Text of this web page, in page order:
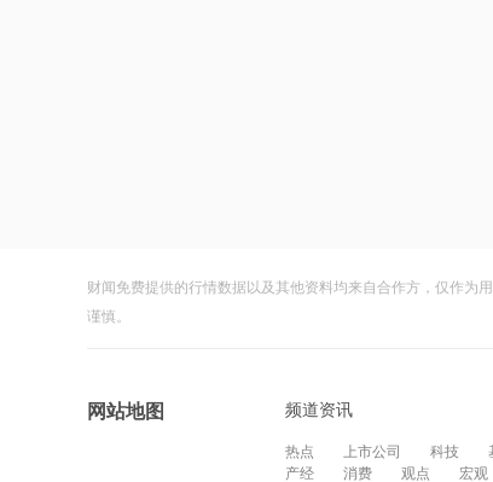
财闻免费提供的行情数据以及其他资料均来自合作方，仅作为
谨慎。
网站地图 频道资讯
热点 上市公司 科技
产经
消费 观点 宏观